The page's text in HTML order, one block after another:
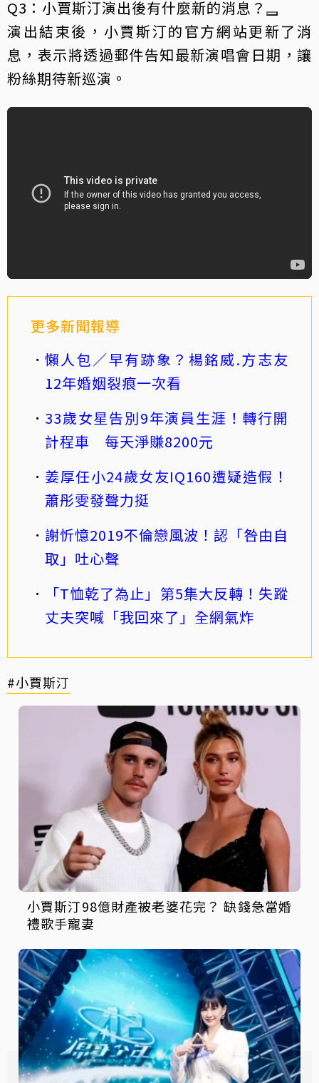
Q3：小賈斯汀演出後有什麼新的消息？
演出結束後，小賈斯汀的官方網站更新了消
息，表示將透過郵件告知最新演唱會日期，讓
粉絲期待新巡演。
更多新聞報導
懶人包／早有跡象？楊銘威.方志友
12年婚姻裂痕一次看
33歲女星告別9年演員生涯！轉行開
計程車 每天淨賺8200元
姜厚任小24歲女友IQ160遭疑造假！
蕭彤雯發聲力挺
謝忻憶2019不倫戀風波！認「咎由自
取」吐心聲
「T恤乾了為止」第5集大反轉！失蹤
丈夫突喊「我回來了」全網氣炸
#小賈斯汀
小賈斯汀98億財產被老婆花完？ 缺錢急當婚
禮歌手寵妻